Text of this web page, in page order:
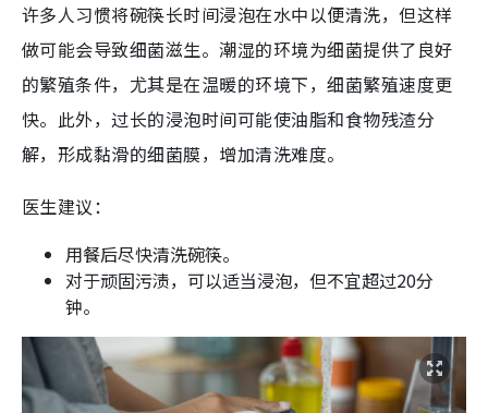
许多人习惯将碗筷长时间浸泡在水中以便清洗，但这样
做可能会导致细菌滋生。潮湿的环境为细菌提供了良好
的繁殖条件，尤其是在温暖的环境下，细菌繁殖速度更
快。此外，过长的浸泡时间可能使油脂和食物残渣分
解，形成黏滑的细菌膜，增加清洗难度。
医生建议：
用餐后尽快清洗碗筷。
对于顽固污渍，可以适当浸泡，但不宜超过20分
钟。